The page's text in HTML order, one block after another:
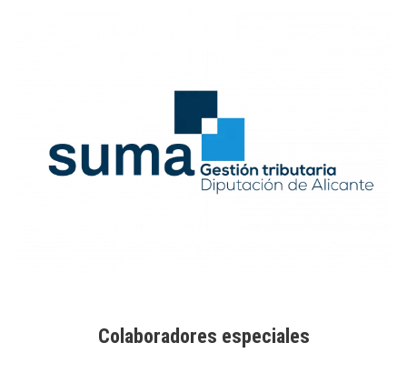
Colaboradores especiales